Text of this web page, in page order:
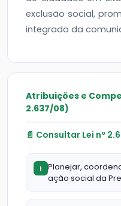
exclusão social,
integrado da
Atribuições e
2.637/08)
📄 Consultar Lei nº
I
Planejar,
ação social da